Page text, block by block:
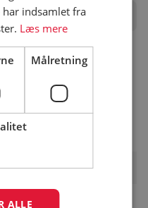
hjemmeside
september
DKK
DKK 81
indsamlet fra
Læs mere
Målretning
ALLE